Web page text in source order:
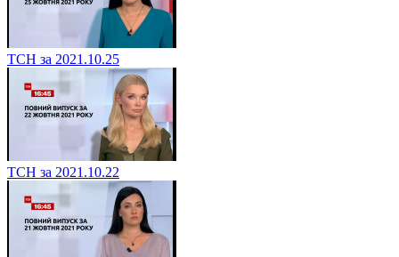
ТСН за 2021.10.25
ТСН за 2021.10.22